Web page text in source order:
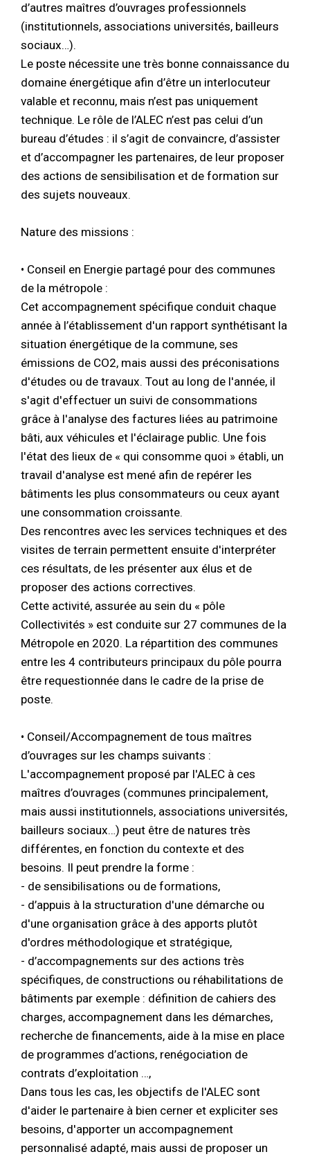
d’autres maîtres d’ouvrages professionnels
(institutionnels, associations universités, bailleurs
sociaux…).
Le poste nécessite une très bonne connaissance du
domaine énergétique afin d’être un interlocuteur
valable et reconnu, mais n’est pas uniquement
technique. Le rôle de l’ALEC n’est pas celui d’un
bureau d’études : il s’agit de convaincre, d’assister
et d’accompagner les partenaires, de leur proposer
des actions de sensibilisation et de formation sur
des sujets nouveaux.
Nature des missions :
• Conseil en Energie partagé pour des communes
de la métropole :
Cet accompagnement spécifique conduit chaque
année à l’établissement d'un rapport synthétisant la
situation énergétique de la commune, ses
émissions de CO2, mais aussi des préconisations
d'études ou de travaux. Tout au long de l'année, il
s'agit d'effectuer un suivi de consommations
grâce à l'analyse des factures liées au patrimoine
bâti, aux véhicules et l'éclairage public. Une fois
l'état des lieux de « qui consomme quoi » établi, un
travail d'analyse est mené afin de repérer les
bâtiments les plus consommateurs ou ceux ayant
une consommation croissante.
Des rencontres avec les services techniques et des
visites de terrain permettent ensuite d'interpréter
ces résultats, de les présenter aux élus et de
proposer des actions correctives.
Cette activité, assurée au sein du « pôle
Collectivités » est conduite sur 27 communes de la
Métropole en 2020. La répartition des communes
entre les 4 contributeurs principaux du pôle pourra
être requestionnée dans le cadre de la prise de
poste.
• Conseil/Accompagnement de tous maîtres
d’ouvrages sur les champs suivants :
L'accompagnement proposé par l'ALEC à ces
maîtres d’ouvrages (communes principalement,
mais aussi institutionnels, associations universités,
bailleurs sociaux…) peut être de natures très
différentes, en fonction du contexte et des
besoins. Il peut prendre la forme :
- de sensibilisations ou de formations,
- d’appuis à la structuration d'une démarche ou
d'une organisation grâce à des apports plutôt
d'ordres méthodologique et stratégique,
- d’accompagnements sur des actions très
spécifiques, de constructions ou réhabilitations de
bâtiments par exemple : définition de cahiers des
charges, accompagnement dans les démarches,
recherche de financements, aide à la mise en place
de programmes d’actions, renégociation de
contrats d’exploitation …,
Dans tous les cas, les objectifs de l'ALEC sont
d'aider le partenaire à bien cerner et expliciter ses
besoins, d'apporter un accompagnement
personnalisé adapté, mais aussi de proposer un